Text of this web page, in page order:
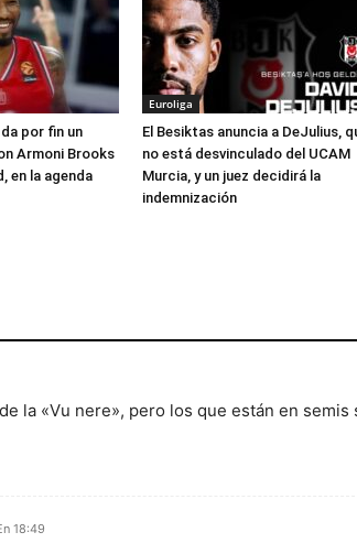
por fin un
Armoni Brooks
en la agenda
Euroliga
El Besiktas anuncia a DeJulius,
no está desvinculado del UCAM
Murcia, y un juez decidirá la
indemnización
la «Vu nere», pero los que están en semis
18:49